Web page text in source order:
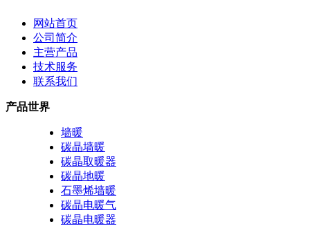
网站首页
公司简介
主营产品
技术服务
联系我们
产品世界
墙暖
碳晶墙暖
碳晶取暖器
碳晶地暖
石墨烯墙暖
碳晶电暖气
碳晶电暖器